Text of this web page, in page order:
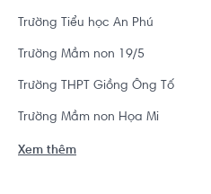
Trường Tiểu học An Phú
Trường Mầm non 19/5
Trường THPT Giồng Ông Tố
Trường Mầm non Họa Mi
Xem thêm